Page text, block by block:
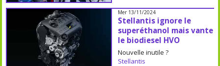
Mer 13/11/2024
Stellantis ignore le
superéthanol mais vante
le biodiesel HVO
Nouvelle inutile ?
Stellantis